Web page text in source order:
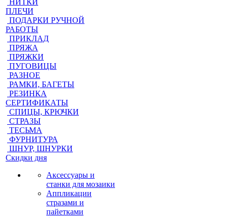
НИТКИ
ПЛЕЧИ
ПОДАРКИ РУЧНОЙ
РАБОТЫ
ПРИКЛАД
ПРЯЖА
ПРЯЖКИ
ПУГОВИЦЫ
РАЗНОЕ
РАМКИ, БАГЕТЫ
РЕЗИНКА
СЕРТИФИКАТЫ
СПИЦЫ, КРЮЧКИ
СТРАЗЫ
ТЕСЬМА
ФУРНИТУРА
ШНУР, ШНУРКИ
Скидки дня
Аксессуары и
станки для мозаики
Аппликации
стразами и
пайетками